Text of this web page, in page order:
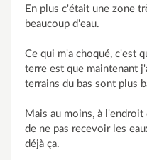
En plus c'était une zone
beaucoup d'eau.
Ce qui m'a choqué, c'est
terre est que maintenant
terrains du bas sont plus
Mais au moins, à l'endroit
de ne pas recevoir les
déjà ça.